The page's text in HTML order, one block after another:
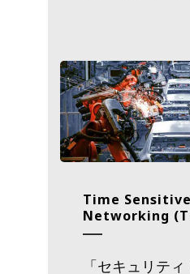
Time Sensitive
Networking
「セキュリテ